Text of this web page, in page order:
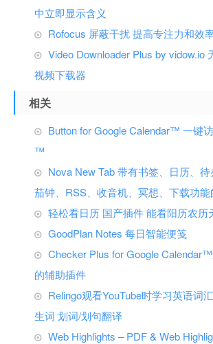
中立即显示含义
Rofocus 屏蔽干扰 提高专注力和效
Video Downloader Plus by vidow.io
视频下载器
相关
Button for Google Calendar™ 一键
™
Nova New Tab 带有书签、日历、
茄钟、RSS、收音机、冥想、下载功
轻松看日历 国产插件 能看阳历农历
GoodPlan Notes 每日智能便笺
Checker Plus for Google
的辅助插件
Relingo观看YouTube时学习英语词
生词 划词/划句翻译
Web Highlights – PDF & Web